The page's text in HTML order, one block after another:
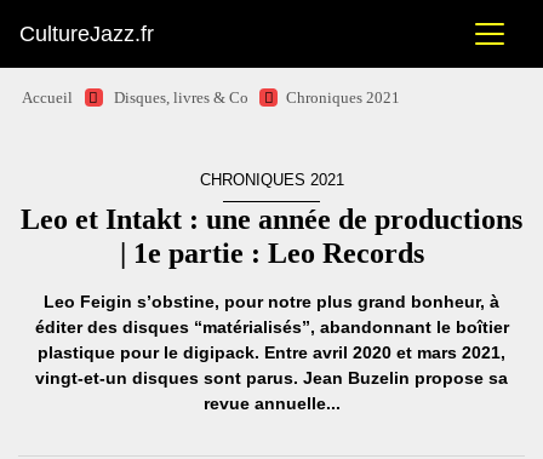
CultureJazz.fr
Accueil Disques, livres & Co Chroniques 2021
CHRONIQUES 2021
Leo et Intakt : une année de productions
| 1e partie : Leo Records
Leo Feigin s’obstine, pour notre plus grand bonheur, à
éditer des disques “matérialisés”, abandonnant le boîtier
plastique pour le digipack. Entre avril 2020 et mars 2021,
vingt-et-un disques sont parus. Jean Buzelin propose sa
revue annuelle...